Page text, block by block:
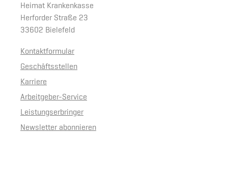
Heimat Krankenkasse
Herforder Straße 23
33602 Bielefeld
Kontaktformular
Geschäftsstellen
Karriere
Arbeitgeber-Service
Leistungserbringer
Newsletter abonnieren